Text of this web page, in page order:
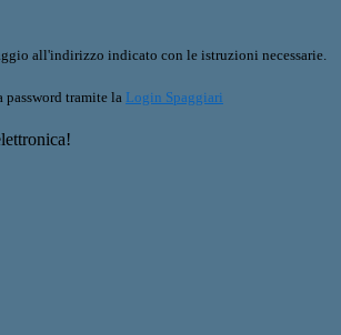
all'indirizzo indicato con le istruzioni necessarie.
password tramite la Login Spaggiari